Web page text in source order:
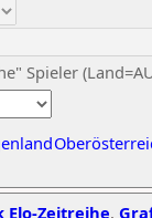
Spieler
Elo-Zeitreihe,